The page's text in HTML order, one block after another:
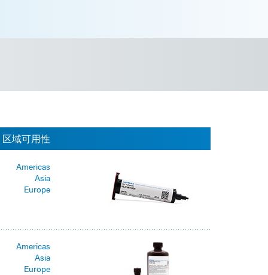
区域可用性
Americas
Asia
Europe
Americas
Asia
Europe